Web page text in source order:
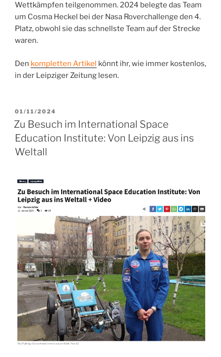
Wettkämpfen teilgenommen. 2024 belegte das Team
um Cosma Heckel bei der Nasa Roverchallenge den 4.
Platz, obwohl sie das schnellste Team auf der Strecke
waren.
Den kompletten Artikel könnt ihr, wie immer kostenlos,
in der Leipziger Zeitung lesen.
VERÖFFENTLICHT
AM
01/11/2024
Zu Besuch im International Space
Education Institute: Von Leipzig aus ins
Weltall